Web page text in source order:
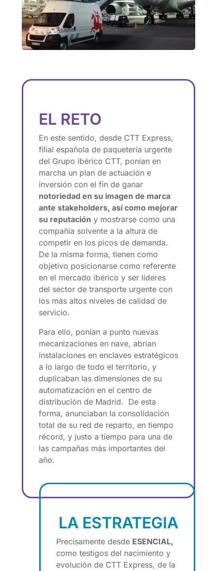
EL RETO
En este sentido, desde CTT Express,
filial española de paquetería urgente
del Grupo ibérico CTT, ponían en
marcha un plan de actuación e
inversión con el fin de ganar
notoriedad en su imagen de marca
ante stakeholders, así como mejorar
su reputación y mostrarse como una
compañía solvente a la altura de
competir en los picos de demanda.
De la misma forma, tienen como
objetivo posicionarse como referente
en el mercado ibérico y ser líderes
del sector de transporte urgente con
los más altos niveles de calidad de
servicio.
Para ello, ponían a punto nuevas
mecanizaciones en nave, abrían
instalaciones en enclaves estratégicos
a lo largo de todo el territorio, y
duplicaban las dimensiones de su
automatización en el centro de
distribución de Madrid. De esta
forma, anunciaban la consolidación
total de su red de reparto, en tiempo
récord, y justo a tiempo para una de
las campañas más importantes del
año.
LA ESTRATEGIA
Precisamente desde ESENCIAL,
como testigos del nacimiento y
evolución de CTT Express, de la